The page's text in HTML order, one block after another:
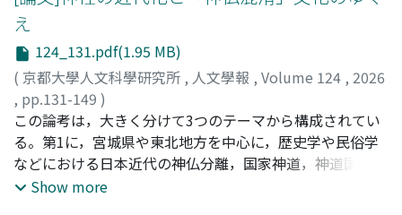
の一つとして形成されたことを結論とした。
製作に参加した国学者は，上古以来の君臣関係の絶対性を
理想とする国家観・教育観をもち，伊澤修二や村岡範為馳
ら音楽行政の主導者とは異なる思想をもちながらも唱歌製
作の場を共にしたこと。第三に，文明国に相応しい「美
術」たり得る音楽を目指す村岡範為馳と，和歌を日本固有
の「美術」と捉える黒川真頼ら国学者が共鳴し，西洋音楽
と和歌との融合による唱歌製作に至ったことである。国学
者は唱歌製作を通じて，和歌や歴史考証の伝統を背負いな
がら，必ずしもそれらの伝統に固執せず，雅俗や和洋の折
木が展開する先駆的な神道論である。それは，これまで日
本人によって書かれた中でおそらく最も痛烈な，容赦のな
い神道批判だからである。本論は，鈴木大拙と神道の複雑
な関係性を探る試みである。まず，鈴木が1940年代に世
に出した三部作において形成した神道論の座標を突き止
め，その意義を明確にする。次に，舵を切って鈴木による
戦前の著作に目を向け，そこに神道論の系譜なるものを見
出す。鈴木の神道問題が終戦とともにいきなり台頭したの
ではなく，1900年頃からすでに存在していたことを示す。
え
124_131.pdf(1.95 MB)
( 京都大學人文科學研究所 , 人文學報 , Volume 124 , 2026
, pp.131-149 )
佐藤, 雅也;SATO, M.;サトウ, マサヤ
この論考は，大きく分けて3つのテーマから構成されてい
る。第1に，宮城県や東北地方を中心に，歴史学や民俗学
などにおける日本近代の神仏分離，国家神道，神道国教
化，神社神道に関する一定の研究整理を行い，その特徴と
Show more